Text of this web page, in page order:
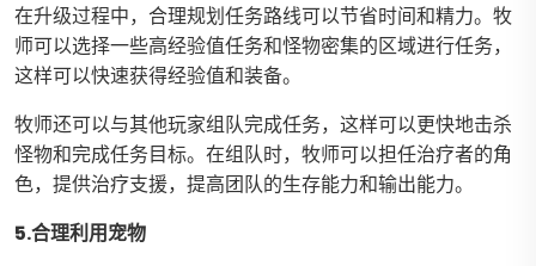
在升级过程中，合理规划任务路线可以节省时间和精力。牧
师可以选择一些高经验值任务和怪物密集的区域进行任务，
这样可以快速获得经验值和装备。
牧师还可以与其他玩家组队完成任务，这样可以更快地击杀
怪物和完成任务目标。在组队时，牧师可以担任治疗者的角
色，提供治疗支援，提高团队的生存能力和输出能力。
5.合理利用宠物